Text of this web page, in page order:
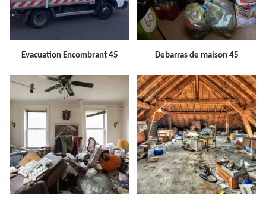
Evacuation Encombrant 45 Debarras de maison 45